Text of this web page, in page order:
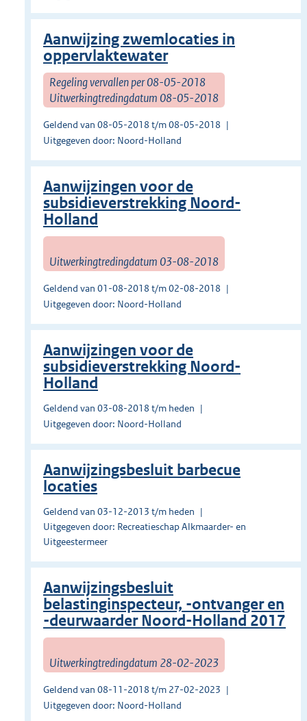
Aanwijzing zwemlocaties in
oppervlaktewater
Regeling vervallen per 08-05-2018
Uitwerkingtredingdatum 08-05-2018
Geldend van 08-05-2018 t/m 08-05-2018
Uitgegeven door: Noord-Holland
Aanwijzingen voor de
subsidieverstrekking Noord-
Holland
Uitwerkingtredingdatum 03-08-2018
Geldend van 01-08-2018 t/m 02-08-2018
Uitgegeven door: Noord-Holland
Aanwijzingen voor de
subsidieverstrekking Noord-
Holland
Geldend van 03-08-2018 t/m heden
Uitgegeven door: Noord-Holland
Aanwijzingsbesluit barbecue
locaties
Geldend van 03-12-2013 t/m heden
Uitgegeven door: Recreatieschap Alkmaarder- en
Uitgeestermeer
Aanwijzingsbesluit
belastinginspecteur, -ontvanger en
-deurwaarder Noord-Holland 2017
Uitwerkingtredingdatum 28-02-2023
Geldend van 08-11-2018 t/m 27-02-2023
Uitgegeven door: Noord-Holland